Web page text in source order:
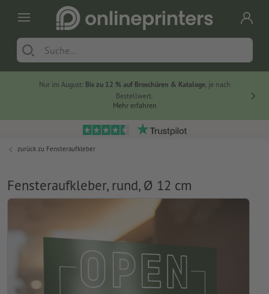
Nur im August: Bis zu 12 % auf Broschüren & Kataloge, je nach
Bestellwert.
Mehr erfahren
zurück zu Fensteraufkleber
Fensteraufkleber, rund, Ø 12 cm